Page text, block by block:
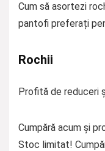
Cum să asortezi
pantofi preferați
Rochii
Profită de reduceri
Cumpără acum și
Stoc limitat!